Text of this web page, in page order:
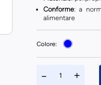
Conforme: a
alimentare
Colore: